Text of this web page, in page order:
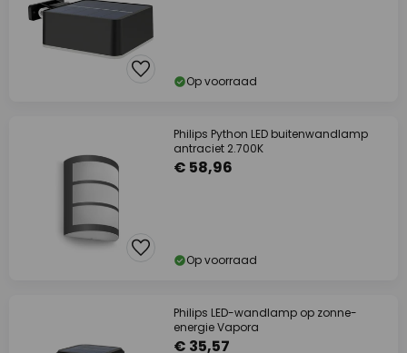
Op voorraad
Philips Python LED buitenwandlamp
antraciet 2.700K
€ 58,96
Op voorraad
Philips LED-wandlamp op zonne-
energie Vapora
€ 35,57